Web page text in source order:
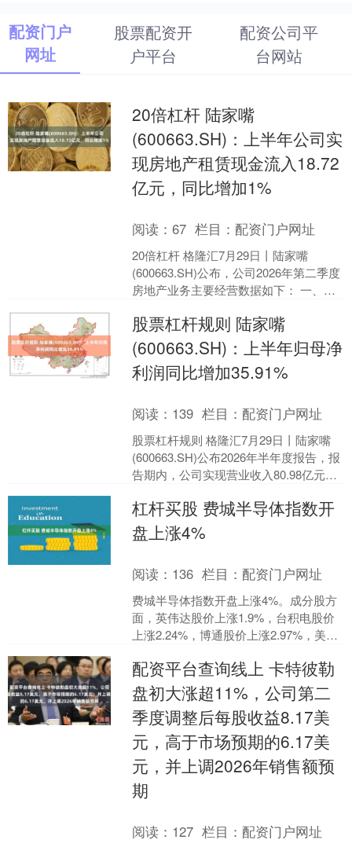
配资门户
网址
股票配资开
户平台
配资公司平
台网站
20倍杠杆 陆家嘴
(600663.SH)：上半年公司实
现房地产租赁现金流入18.72
亿元，同比增加1%
阅读：67 栏目：配资门户网址
20倍杠杆 格隆汇7月29日丨陆家嘴
(600663.SH)公布，公司2026年第二季度
房地产业务主要经营数据如下： 一、至
建筑....
股票杠杆规则 陆家嘴
(600663.SH)：上半年归母净
利润同比增加35.91%
阅读： 139 栏目：配资门户网址
股票杠杆规则 格隆汇7月29日丨陆家嘴
(600663.SH)公布2026年半年度报告，报
告期内，公司实现营业收入80.98亿元，
杠杆买股 费城半导体指数开
盘上涨4%
阅读： 136 栏目：配资门户网址
费城半导体指数开盘上涨4%。成分股方
面，英伟达股价上涨1.9%，台积电股价
上涨2.24%，博通股价上涨2.97%，美光
涨4....
配资平台查询线上 卡特彼勒
盘初大涨超11%，公司第二
季度调整后每股收益8.17美
元，高于市场预期的6.17美
元，并上调2026年销售额预
期
阅读： 127 栏目：配资门户网址